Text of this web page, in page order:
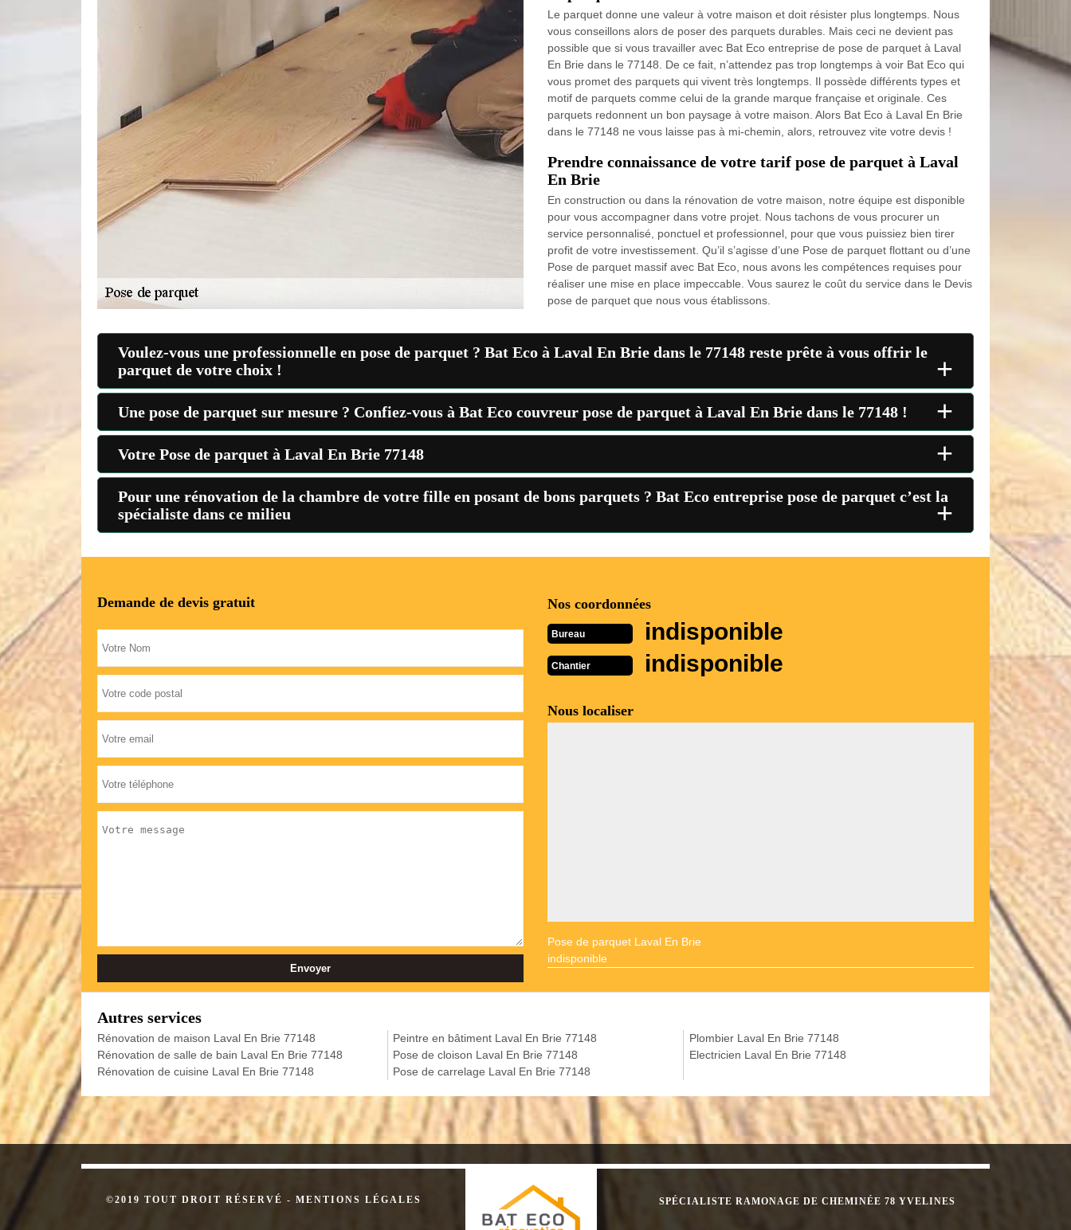
Le parquet donne une valeur à votre maison et doit résister plus longtemps. Nous
vous conseillons alors de poser des parquets durables. Mais ceci ne devient pas
possible que si vous travailler avec Bat Eco entreprise de pose de parquet à Laval
En Brie dans le 77148. De ce fait, n’attendez pas trop longtemps à voir Bat Eco qui
vous promet des parquets qui vivent très longtemps. Il possède différents types et
motif de parquets comme celui de la grande marque française et originale. Ces
parquets redonnent un bon paysage à votre maison. Alors Bat Eco à Laval En Brie
dans le 77148 ne vous laisse pas à mi-chemin, alors, retrouvez vite votre devis !
Prendre connaissance de votre tarif pose de parquet à Laval
En Brie
En construction ou dans la rénovation de votre maison, notre équipe est disponible
pour vous accompagner dans votre projet. Nous tachons de vous procurer un
service personnalisé, ponctuel et professionnel, pour que vous puissiez bien tirer
profit de votre investissement. Qu’il s’agisse d’une Pose de parquet flottant ou d’une
Pose de parquet massif avec Bat Eco, nous avons les compétences requises pour
réaliser une mise en place impeccable. Vous saurez le coût du service dans le Devis
pose de parquet que nous vous établissons.
Voulez-vous une professionnelle en pose de parquet ? Bat Eco à Laval En Brie dans le 77148 reste prête à vous offrir le
parquet de votre choix !
+
Une pose de parquet sur mesure ? Confiez-vous à Bat Eco couvreur pose de parquet à Laval En Brie dans le 77148 ! +
Votre Pose de parquet à Laval En Brie 77148 +
Pour une rénovation de la chambre de votre fille en posant de bons parquets ? Bat Eco entreprise pose de parquet c’est la
spécialiste dans ce milieu
+
Demande de devis gratuit Nos coordonnées
Bureau indisponible
Chantier indisponible
Nous localiser
Pose de parquet Laval En Brie
indisponible
Autres services
Rénovation de maison Laval En Brie 77148
Rénovation de salle de bain Laval En Brie 77148
Rénovation de cuisine Laval En Brie 77148
Peintre en bâtiment Laval En Brie 77148
Pose de cloison Laval En Brie 77148
Pose de carrelage Laval En Brie 77148
Plombier Laval En Brie 77148
Electricien Laval En Brie 77148
©2019 TOUT DROIT RÉSERVÉ - MENTIONS LÉGALES SPÉCIALISTE RAMONAGE DE CHEMINÉE 78 YVELINES